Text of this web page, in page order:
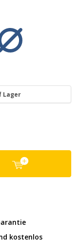
Lager
kostenlos